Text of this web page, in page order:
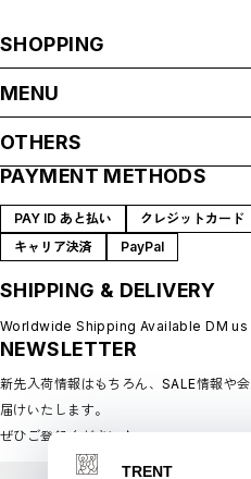
SHOPPING
MENU
SHOP GUIDE
BLOG
MEMBERSHIP
LOGIN
OTHERS
プライバシーポリシー
特定商取引法に基づく表記
会員規約
PAYMENT METHODS
PAY ID あと払い クレジットカード
キャリア決済
PayPal
SHIPPING & DELIVERY
Worldwide Shipping Available DM
NEWSLETTER
新先入荷情報はもちろん、SALE情報や
届けいたします。
ぜひご登録ください♪